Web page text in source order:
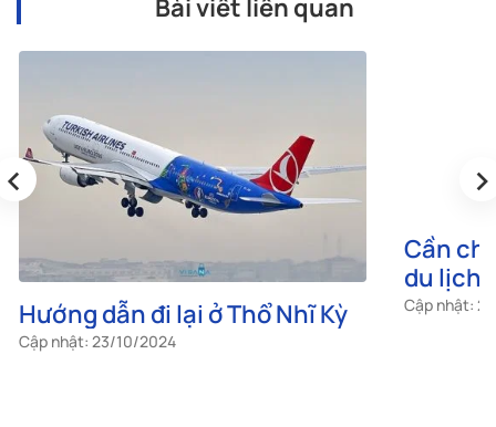
Bài viết liên quan
Hướng dẫn đi lại ở Thổ Nhĩ Kỳ
Cập nhật: 23/10/2024
Cần
‹ ›